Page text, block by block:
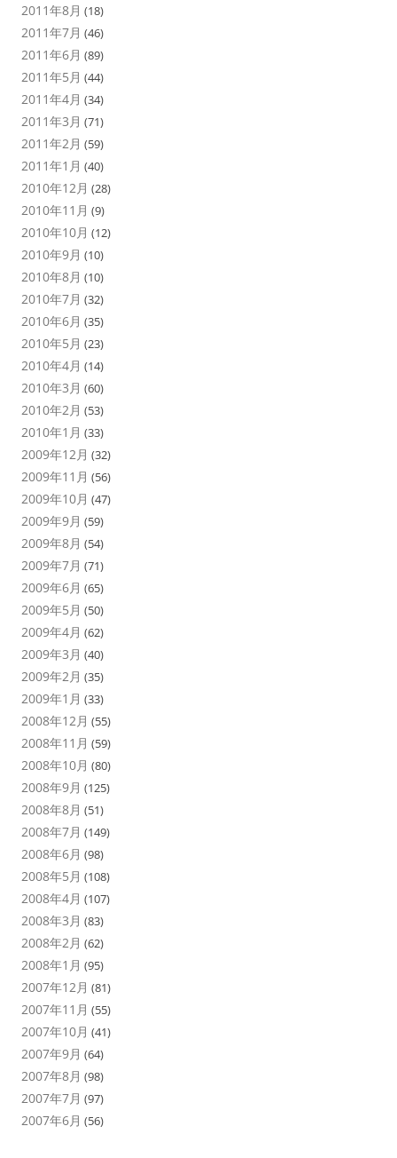
2011年8月 (18)
2011年7月 (46)
2011年6月 (89)
2011年5月 (44)
2011年4月 (34)
2011年3月 (71)
2011年2月 (59)
2011年1月 (40)
2010年12月 (28)
2010年11月 (9)
2010年10月 (12)
2010年9月 (10)
2010年8月 (10)
2010年7月 (32)
2010年6月 (35)
2010年5月 (23)
2010年4月 (14)
2010年3月 (60)
2010年2月 (53)
2010年1月 (33)
2009年12月 (32)
2009年11月 (56)
2009年10月 (47)
2009年9月 (59)
2009年8月 (54)
2009年7月 (71)
2009年6月 (65)
2009年5月 (50)
2009年4月 (62)
2009年3月 (40)
2009年2月 (35)
2009年1月 (33)
2008年12月 (55)
2008年11月 (59)
2008年10月 (80)
2008年9月 (125)
2008年8月 (51)
2008年7月 (149)
2008年6月 (98)
2008年5月 (108)
2008年4月 (107)
2008年3月 (83)
2008年2月 (62)
2008年1月 (95)
2007年12月 (81)
2007年11月 (55)
2007年10月 (41)
2007年9月 (64)
2007年8月 (98)
2007年7月 (97)
2007年6月 (56)